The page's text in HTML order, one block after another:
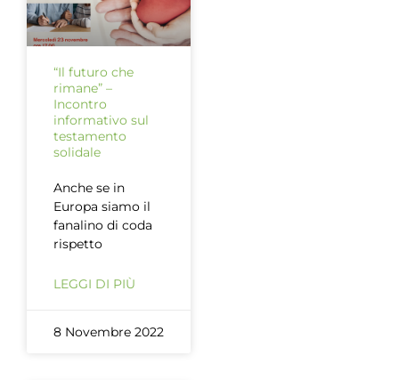
“Il futuro che
rimane” –
Incontro
informativo sul
testamento
solidale
Anche se in
Europa siamo il
fanalino di coda
rispetto
LEGGI DI PIÙ
8 Novembre 2022